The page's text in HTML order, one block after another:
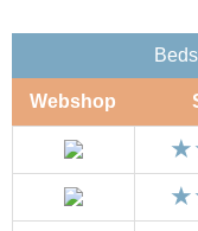
Webshop